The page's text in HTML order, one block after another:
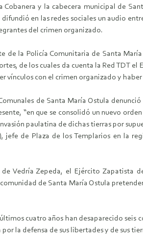
Cobanera y la cabecera municipal de
en las redes sociales un audio
del crimen organizado.
de la Policía Comunitaria de Santa
de los cuales da cuenta la Red TDT
vínculos con el crimen organizado y
de Santa María Ostula
“en que se consolidó un nuevo
paulatina de dichas tierras por
jefe de Plaza de los Templarios en la
Vedría Zepeda, el Ejército Zapatista
de Santa María Ostula
cuatro años han desaparecido
la defensa de sus libertades y de sus